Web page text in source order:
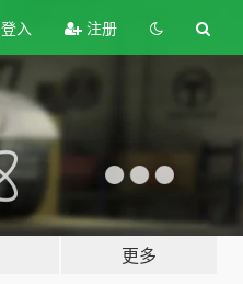
登入 注册
更多